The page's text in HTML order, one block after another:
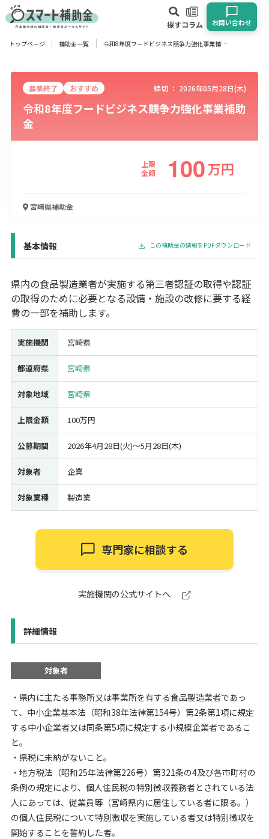
探すコラム お問い合わせ
対象
企業 団体 個人 その他
エリア
建設･不動産業
経営改善・経営強化 販路拡大 海外展開 設備投資
IT導入
人材採用・雇用
人材育成・福利厚生
特許・知的財産
起業・創業
事業承継
環境・省エネ
テレワーク
受付中のみ
検索
トップページ 補助金一覧 令和8年度フードビジネス競争力強化事業補助金
募集終了 おすすめ 締切 ： 2026年05月28日(木)
令和8年度フードビジネス競争力強化事業補助
金
上限
金額
100万円
宮崎県補助金
基本情報 この補助金の情報をPDFダウンロード
県内の食品製造業者が実施する第三者認証の取得や認証
の取得のために必要となる設備・施設の改修に要する経
費の一部を補助します。
実施機関 宮崎県
都道府県 宮崎県
対象地域 宮崎県
上限金額 100万円
公募期間 2026年4月28日(火)〜5月28日(木)
対象者 企業
対象業種 製造業
専門家に相談する
実施機関の公式サイトへ
詳細情報
対象者
・県内に主たる事務所又は事業所を有する食品製造業者であっ
て、中小企業基本法（昭和38年法律第154号）第2条第1項に規定
する中小企業者又は同条第5項に規定する小規模企業者であるこ
と。
・県税に未納がないこと。
・地方税法（昭和25年法律第226号）第321条の4及び各市町村の
条例の規定により、個人住民税の特別徴収義務者とされている法
人にあっては、従業員等（宮崎県内に居住している者に限る。）
の個人住民税について特別徴収を実施している者又は特別徴収を
開始することを誓約した者。